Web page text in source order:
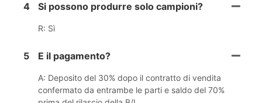
4 Si possono produrre solo campioni?
R: Sì
5 E il pagamento?
A: Deposito del 30% dopo il contratto di vendita
confermato da entrambe le parti e saldo del 70%